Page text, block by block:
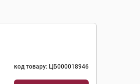
код товару: ЦБ000018946